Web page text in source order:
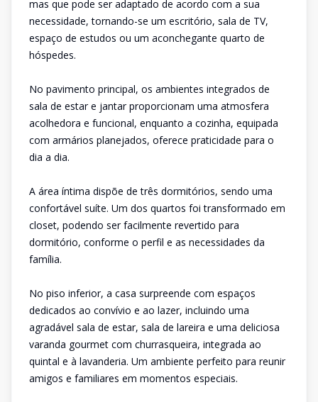
mas que pode ser adaptado de acordo com a sua
necessidade, tornando-se um escritório, sala de TV,
espaço de estudos ou um aconchegante quarto de
hóspedes.
No pavimento principal, os ambientes integrados de
sala de estar e jantar proporcionam uma atmosfera
acolhedora e funcional, enquanto a cozinha, equipada
com armários planejados, oferece praticidade para o
dia a dia.
A área íntima dispõe de três dormitórios, sendo uma
confortável suíte. Um dos quartos foi transformado em
closet, podendo ser facilmente revertido para
dormitório, conforme o perfil e as necessidades da
família.
No piso inferior, a casa surpreende com espaços
dedicados ao convívio e ao lazer, incluindo uma
agradável sala de estar, sala de lareira e uma deliciosa
varanda gourmet com churrasqueira, integrada ao
quintal e à lavanderia. Um ambiente perfeito para reunir
amigos e familiares em momentos especiais.